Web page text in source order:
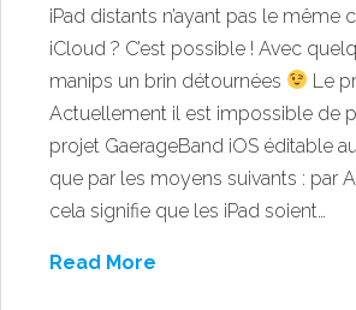
iPad distants n’ayant pas le même
iCloud ? C’est possible ! Avec
manips un brin détournées
Le
Actuellement il est impossible de
projet GaerageBand iOS éditable
que par les moyens suivants : par
cela signifie que les iPad soient…
Read More